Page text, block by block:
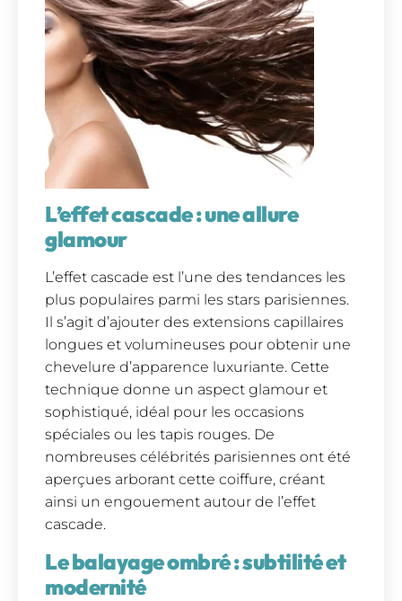
L’effet cascade : une allure
glamour
L’effet cascade est l’une des tendances les
plus populaires parmi les stars parisiennes.
Il s’agit d’ajouter des extensions capillaires
longues et volumineuses pour obtenir une
chevelure d’apparence luxuriante. Cette
technique donne un aspect glamour et
sophistiqué, idéal pour les occasions
spéciales ou les tapis rouges. De
nombreuses célébrités parisiennes ont été
aperçues arborant cette coiffure, créant
ainsi un engouement autour de l’effet
cascade.
Le balayage ombré : subtilité et
modernité